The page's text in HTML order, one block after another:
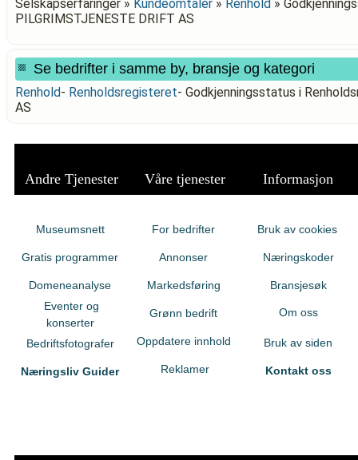
Selskapserfaringer » Kundeomtaler » Renhold »
PILGRIMSTJENESTE DRIFT AS
Se bedrifter i samme by, bransje og kategori
Renhold- Renholdsregisteret- Godkjenningsstatus i
AS
Andre Tjenester Våre tjenester Informasjon
Museumsnett
Gratis programmer
Domeneanalyse
Eventer og
konserter
Bedriftsfotografer
Næringsliv Guider
For bedrifter
Annonser
Markedsføring
Grønn bedrift
Oppdatere innhold
Reklamer
Bruk av cookies
Næringskoder
Bransjesøk
Om oss
Bruk av siden
Kontakt oss